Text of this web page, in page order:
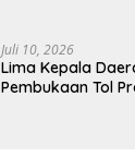
Juli 10, 2026
Lima Kepala
Pembukaan Tol